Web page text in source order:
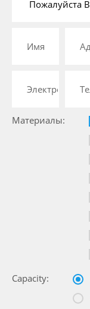
Материалы:
Capacity: